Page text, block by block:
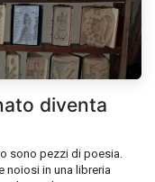
diventa
sono pezzi di poesia.
noiosi in una libreria